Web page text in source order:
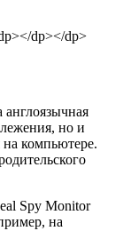
dp></dp>
но и
компьютере.
Spy Monitor
на